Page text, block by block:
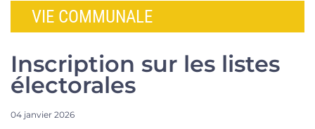
VIE COMMUNALE
Inscription sur les listes
électorales
04 janvier 2026